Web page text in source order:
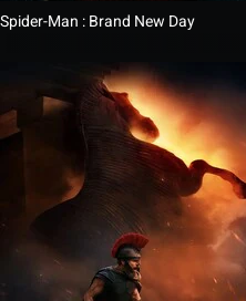
Spider-Man : Brand New Day